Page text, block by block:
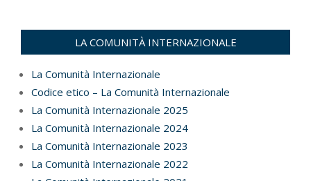
LA COMUNITÀ INTERNAZIONALE
La Comunità Internazionale
Codice etico – La Comunità Internazionale
La Comunità Internazionale 2025
La Comunità Internazionale 2024
La Comunità Internazionale 2023
La Comunità Internazionale 2022